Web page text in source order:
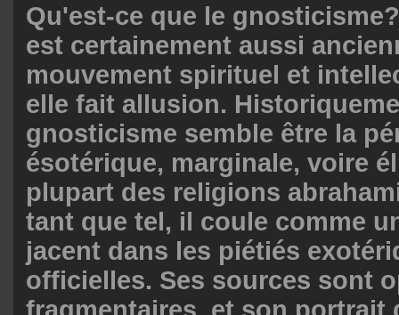
Qu'est-ce que le
est certainement aussi
mouvement spirituel et
elle fait allusion.
gnosticisme semble être la
ésotérique, marginale, voire
plupart des religions
tant que tel, il coule comme
jacent dans les piétiés
officielles. Ses sources sont